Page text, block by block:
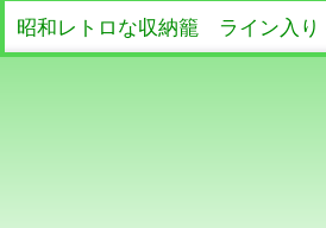
昭和レトロな収納籠 ライン入